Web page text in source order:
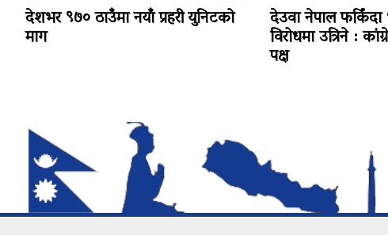
देशभर ९७० ठाउँमा नयाँ प्रहरी युनिटको
माग
देउवा नेपाल
विरोधमा उत्रिने :
पक्ष